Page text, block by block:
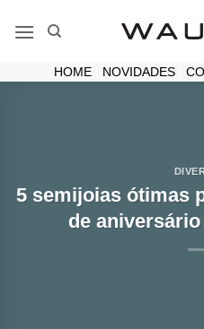
HOME| NOVIDADES|
5 semijoias ótimas
de